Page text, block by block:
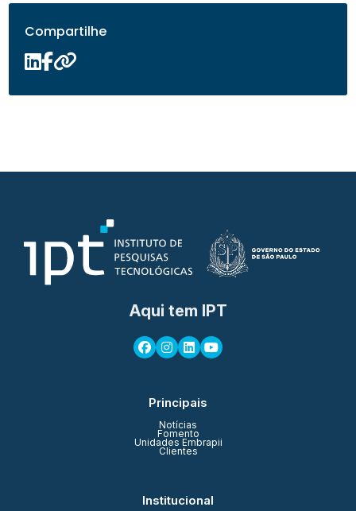
Compartilhe
Aqui tem IPT
Principais
Notícias
Fomento
Unidades Embrapii
Clientes
Institucional